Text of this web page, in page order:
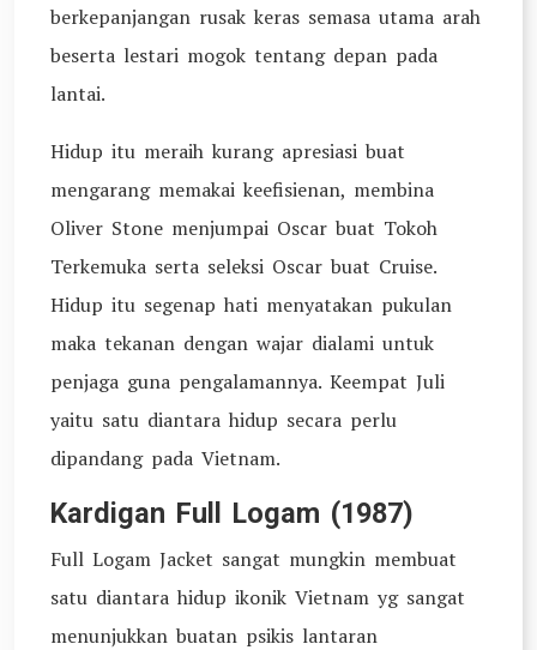
berkepanjangan rusak keras semasa utama arah
beserta lestari mogok tentang depan pada
lantai.
Hidup itu meraih kurang apresiasi buat
mengarang memakai keefisienan, membina
Oliver Stone menjumpai Oscar buat Tokoh
Terkemuka serta seleksi Oscar buat Cruise.
Hidup itu segenap hati menyatakan pukulan
maka tekanan dengan wajar dialami untuk
penjaga guna pengalamannya. Keempat Juli
yaitu satu diantara hidup secara perlu
dipandang pada Vietnam.
Kardigan Full Logam (1987)
Full Logam Jacket sangat mungkin membuat
satu diantara hidup ikonik Vietnam yg sangat
menunjukkan buatan psikis lantaran